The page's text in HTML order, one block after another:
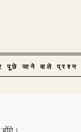
पूछे जाने वाले प्रश्न